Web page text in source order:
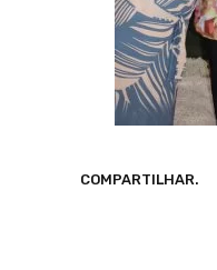
COMPARTILHAR.